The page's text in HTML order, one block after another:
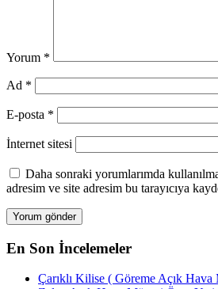
Yorum *
Ad *
E-posta *
İnternet sitesi
Daha sonraki yorumlarımda
adresim ve site adresim bu tarayıcıya
En Son İncelemeler
Çarıklı Kilise ( Göreme Açık Hava